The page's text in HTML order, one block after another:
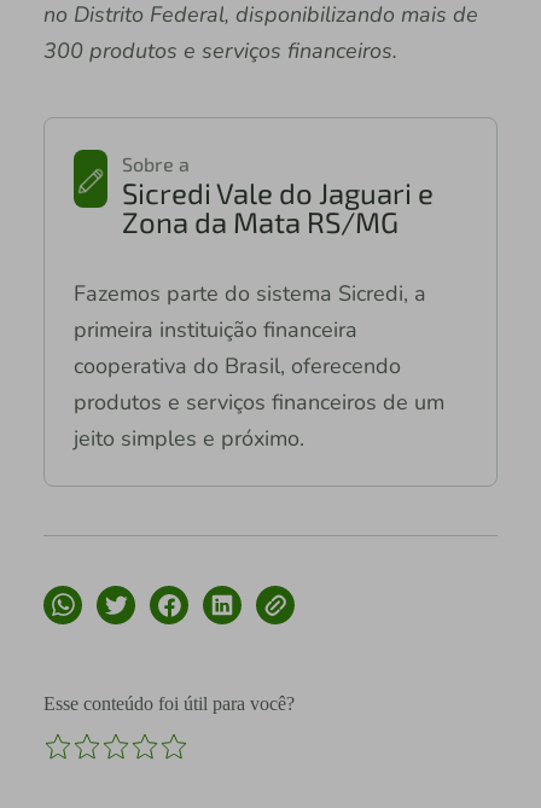
no Distrito Federal, disponibilizando mais de
300 produtos e serviços financeiros.
Sobre a
Sicredi Vale do Jaguari e
Zona da Mata RS/MG
Fazemos parte do sistema Sicredi, a
primeira instituição financeira
cooperativa do Brasil, oferecendo
produtos e serviços financeiros de um
jeito simples e próximo.
Esse conteúdo foi útil para você?